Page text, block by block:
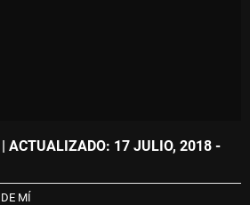
| ACTUALIZADO: 17 JULIO, 2018 -
MÍ